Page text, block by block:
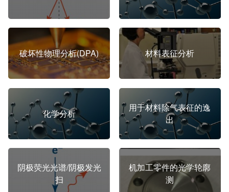
破坏性物理分析(DPA) 材料表征分析
化学分析
用于材料除气表征的逸
出
阴极荧光光谱/阴极发光
扫
机加工零件的光学轮廓
测